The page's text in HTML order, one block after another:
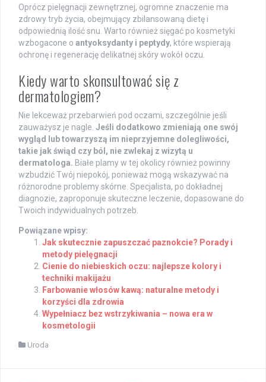
Oprócz pielęgnacji zewnętrznej, ogromne znaczenie ma
zdrowy tryb życia, obejmujący zbilansowaną dietę i
odpowiednią ilość snu. Warto również sięgać po kosmetyki
wzbogacone o antyoksydanty i peptydy, które wspierają
ochronę i regenerację delikatnej skóry wokół oczu.
Kiedy warto skonsultować się z
dermatologiem?
Nie lekceważ przebarwień pod oczami, szczególnie jeśli
zauważysz je nagle. Jeśli dodatkowo zmieniają one swój
wygląd lub towarzyszą im nieprzyjemne dolegliwości,
takie jak świąd czy ból, nie zwlekaj z wizytą u
dermatologa. Białe plamy w tej okolicy również powinny
wzbudzić Twój niepokój, ponieważ mogą wskazywać na
różnorodne problemy skórne. Specjalista, po dokładnej
diagnozie, zaproponuje skuteczne leczenie, dopasowane do
Twoich indywidualnych potrzeb.
Powiązane wpisy:
Jak skutecznie zapuszczać paznokcie? Porady i
metody pielęgnacji
Cienie do niebieskich oczu: najlepsze kolory i
techniki makijażu
Farbowanie włosów kawą: naturalne metody i
korzyści dla zdrowia
Wypełniacz bez wstrzykiwania – nowa era w
kosmetologii
Uroda